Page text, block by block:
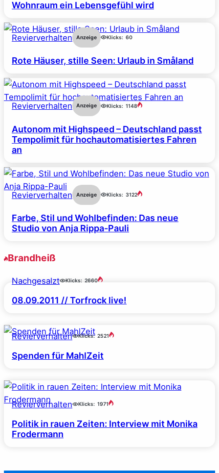
Wohnraum ein Lebensgefühl wird
Revierverhalten Anzeige Klicks: 60
Rote Häuser, stille Seen: Urlaub in Småland
Revierverhalten Anzeige Klicks: 1148
Autonom mit Highspeed – Deutschland passt
Tempolimit für hochautomatisiertes Fahren
an
Revierverhalten Anzeige Klicks: 3122
Farbe, Stil und Wohlbefinden: Das neue
Studio von Anja Rippa-Pauli
Brandheiß
Nachgesalzt Klicks: 2660
08.09.2011 // Torfrock live!
Revierverhalten Klicks: 2521
Spenden für MahlZeit
Revierverhalten Klicks: 1971
Politik in rauen Zeiten: Interview mit Monika
Frodermann